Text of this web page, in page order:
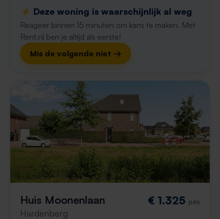
⚡️ Deze woning is waarschijnlijk al weg
Reageer binnen 15 minuten om kans te maken. Met
Rent.nl ben je altijd als eerste!
Mis de volgende niet →
Huis Moonenlaan
Hardenberg
€ 1.325 p/m